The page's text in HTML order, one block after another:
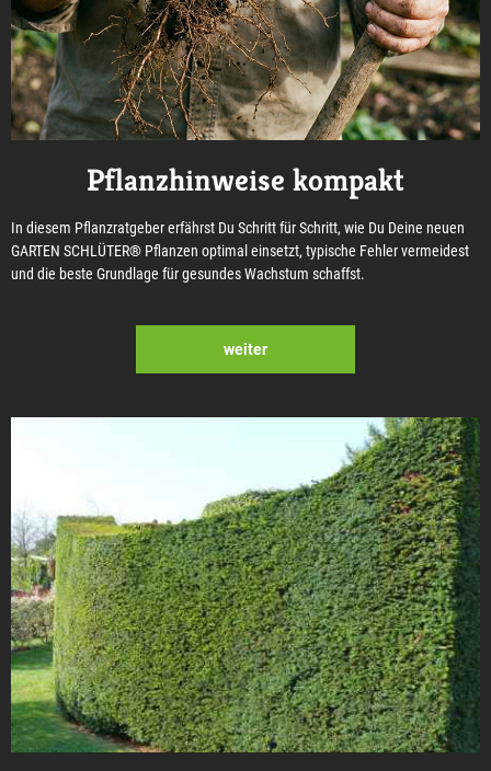
Pflanzhinweise kompakt
In diesem Pflanzratgeber erfährst Du Schritt für Schritt, wie Du Deine neuen
GARTEN SCHLÜTER® Pflanzen optimal einsetzt, typische Fehler vermeidest
und die beste Grundlage für gesundes Wachstum schaffst.
weiter